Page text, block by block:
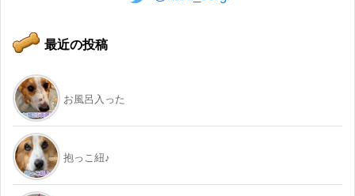
最近の投稿
お風呂入った
抱っこ紐♪